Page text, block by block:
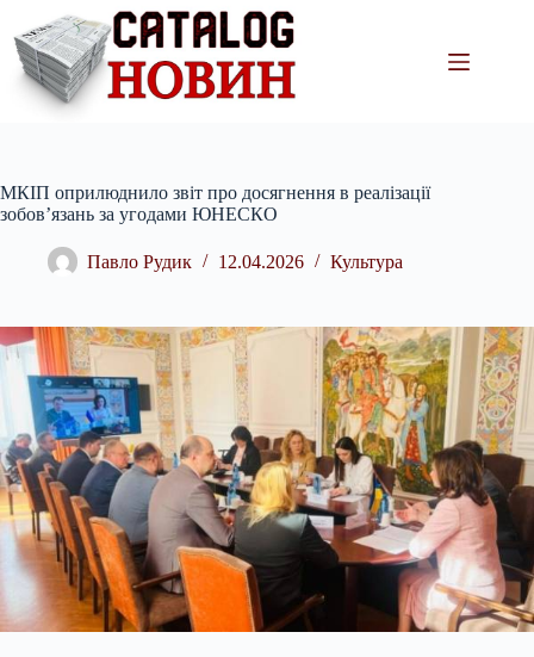
вмісту
МКІП оприлюднило звіт про досягнення в реалізації
зобов’язань за угодами ЮНЕСКО
Павло Рудик 12.04.2026 Культура